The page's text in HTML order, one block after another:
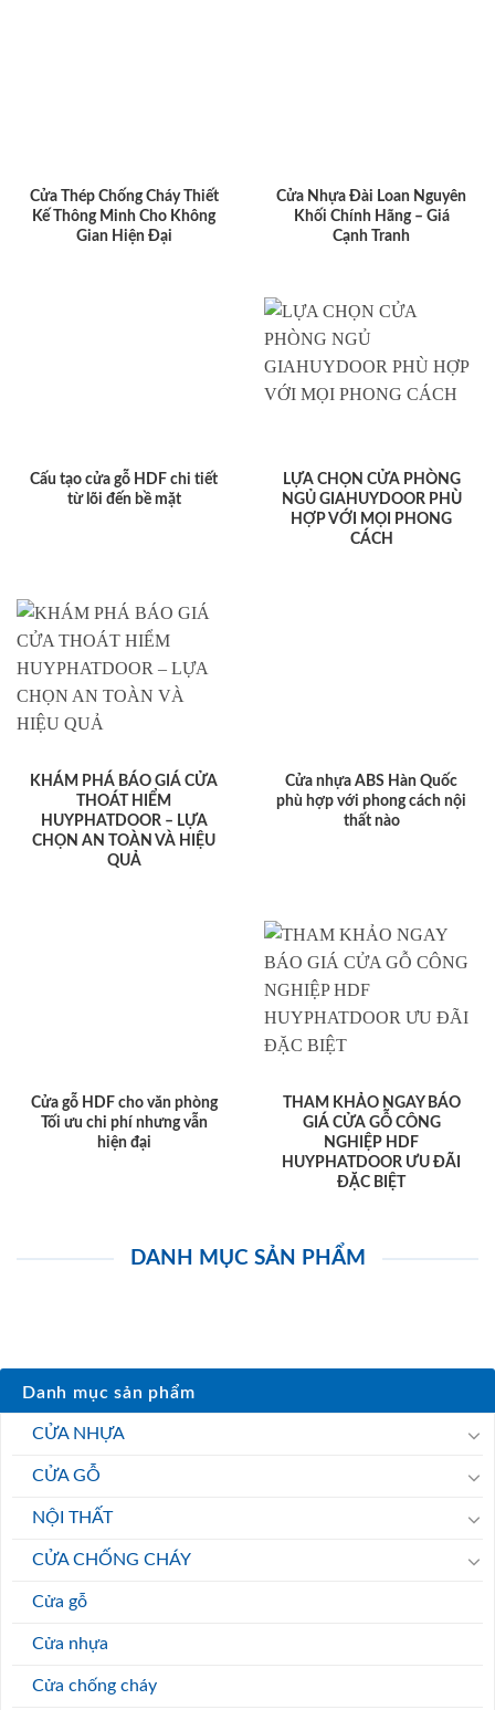
Cửa Thép Chống Cháy Thiết
Kế Thông Minh Cho Không
Gian Hiện Đại
Cửa Nhựa Đài Loan Nguyên
Khối Chính Hãng – Giá
Cạnh Tranh
Cấu tạo cửa gỗ HDF chi tiết
từ lõi đến bề mặt
LỰA CHỌN CỬA PHÒNG
NGỦ GIAHUYDOOR PHÙ
HỢP VỚI MỌI PHONG
CÁCH
KHÁM PHÁ BÁO GIÁ CỬA
THOÁT HIỂM
HUYPHATDOOR – LỰA
CHỌN AN TOÀN VÀ HIỆU
QUẢ
Cửa nhựa ABS Hàn Quốc
phù hợp với phong cách nội
thất nào
Cửa gỗ HDF cho văn phòng
Tối ưu chi phí nhưng vẫn
hiện đại
THAM KHẢO NGAY BÁO
GIÁ CỬA GỖ CÔNG
NGHIỆP HDF
HUYPHATDOOR ƯU ĐÃI
ĐẶC BIỆT
DANH MỤC SẢN PHẨM
Danh mục sản phẩm
CỬA NHỰA
CỬA GỖ
NỘI THẤT
CỬA CHỐNG CHÁY
Cửa gỗ
Cửa nhựa
Cửa chống cháy